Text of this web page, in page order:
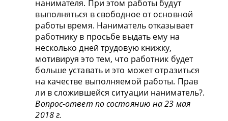
нанимателя. При этом работы будут
выполняться в свободное от основной
работы время. Наниматель отказывает
работнику в просьбе выдать ему на
несколько дней трудовую книжку,
мотивируя это тем, что работник будет
больше уставать и это может отразиться
на качестве выполняемой работы. Прав
ли в сложившейся ситуации наниматель?.
Вопрос-ответ по состоянию на 23 мая
2018 г.